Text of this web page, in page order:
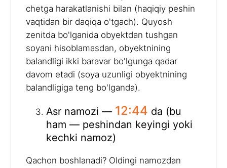
chetga harakatlanishi bilan (haqiqiy peshin
vaqtidan bir daqiqa o'tgach). Quyosh
zenitda bo'lganida obyektdan tushgan
soyani hisoblamasdan, obyektnining
balandligi ikki baravar bo'lgunga qadar
davom etadi (soya uzunligi obyektnining
balandligiga teng bo'lganda).
Asr namozi — 12:44 da (bu
ham — peshindan keyingi yoki
kechki namoz)
Qachon boshlanadi? Oldingi namozdan